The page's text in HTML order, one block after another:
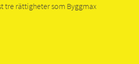
tre rättigheter som Byggmax